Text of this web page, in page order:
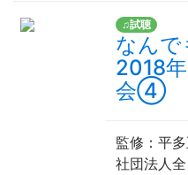
♫試聴
なん
2018
会④
監修 ：平
社団法人